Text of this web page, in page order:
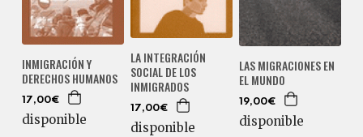
INMIGRACIÓN Y
DERECHOS HUMANOS
17,00€
disponible
LA INTEGRACIÓN
SOCIAL DE LOS
INMIGRADOS
17,00€
disponible
LAS MIGRACIONES EN
EL MUNDO
19,00€
disponible